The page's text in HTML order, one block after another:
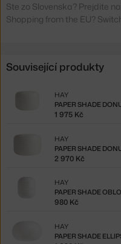
Ste zo Slovenska? Prejdite na
Shopping from the EU?
Související produkty
PAPER SHADE
HAY
1 975 Kč
PAPER SHADE
HAY
2 970 Kč
PAPER SHADE
HAY
980 Kč
PAPER SHADE
HAY